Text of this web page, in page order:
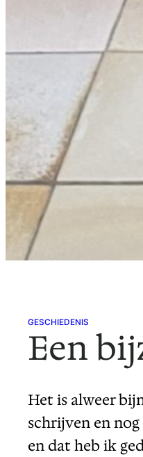
GESCHIEDENIS
Een
Het is alweer
schrijven en
en dat heb ik